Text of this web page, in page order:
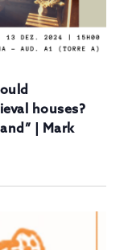
houses?
| Mark